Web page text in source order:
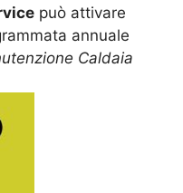
può attivare
annuale
Caldaia